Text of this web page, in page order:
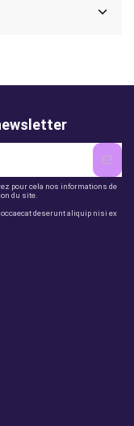
pour cela nos informations de
du site.
deserunt aliquip nisi ex